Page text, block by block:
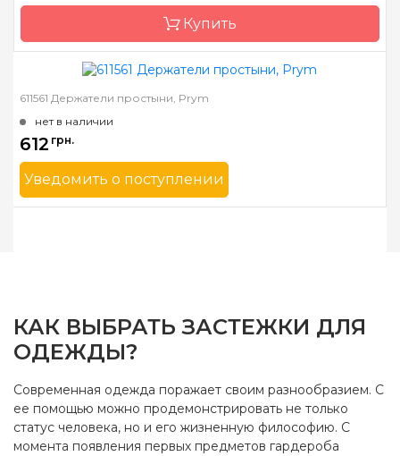
Купить
Бренд
Страна-производитель
611561 Держатели простыни, Prym
нет в наличии
612 грн.
Уведомить о поступлении
Бренд
Prym
КАК ВЫБРАТЬ ЗАСТЕЖКИ ДЛЯ
ОДЕЖДЫ?
Современная одежда поражает своим разнообразием. С
ее помощью можно продемонстрировать не только
статус человека, но и его жизненную философию. С
момента появления первых предметов гардероба